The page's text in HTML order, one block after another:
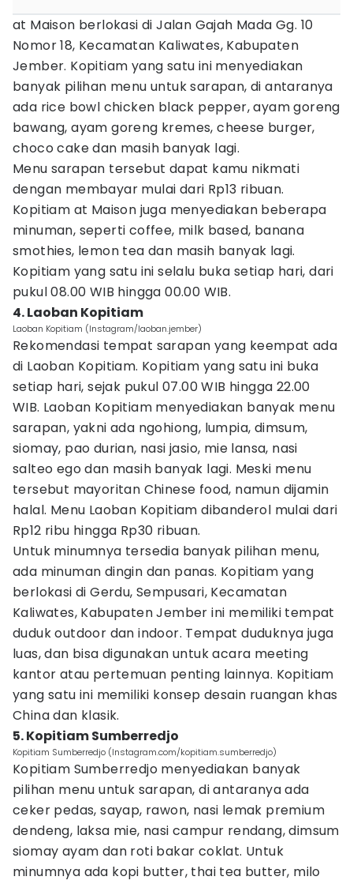
at Maison berlokasi di Jalan Gajah Mada Gg. 10
Nomor 18, Kecamatan Kaliwates, Kabupaten
Jember. Kopitiam yang satu ini menyediakan
banyak pilihan menu untuk sarapan, di antaranya
ada rice bowl chicken black pepper, ayam goreng
bawang, ayam goreng kremes, cheese burger,
choco cake dan masih banyak lagi.
Menu sarapan tersebut dapat kamu nikmati
dengan membayar mulai dari Rp13 ribuan.
Kopitiam at Maison juga menyediakan beberapa
minuman, seperti coffee, milk based, banana
smothies, lemon tea dan masih banyak lagi.
Kopitiam yang satu ini selalu buka setiap hari, dari
pukul 08.00 WIB hingga 00.00 WIB.
4. Laoban Kopitiam
Laoban Kopitiam (Instagram/laoban.jember)
Rekomendasi tempat sarapan yang keempat ada
di Laoban Kopitiam. Kopitiam yang satu ini buka
setiap hari, sejak pukul 07.00 WIB hingga 22.00
WIB. Laoban Kopitiam menyediakan banyak menu
sarapan, yakni ada ngohiong, lumpia, dimsum,
siomay, pao durian, nasi jasio, mie lansa, nasi
salteo ego dan masih banyak lagi. Meski menu
tersebut mayoritan Chinese food, namun dijamin
halal. Menu Laoban Kopitiam dibanderol mulai dari
Rp12 ribu hingga Rp30 ribuan.
Untuk minumnya tersedia banyak pilihan menu,
ada minuman dingin dan panas. Kopitiam yang
berlokasi di Gerdu, Sempusari, Kecamatan
Kaliwates, Kabupaten Jember ini memiliki tempat
duduk outdoor dan indoor. Tempat duduknya juga
luas, dan bisa digunakan untuk acara meeting
kantor atau pertemuan penting lainnya. Kopitiam
yang satu ini memiliki konsep desain ruangan khas
China dan klasik.
5. Kopitiam Sumberredjo
Kopitiam Sumberredjo (Instagram.com/kopitiam.sumberredjo)
Kopitiam Sumberredjo menyediakan banyak
pilihan menu untuk sarapan, di antaranya ada
ceker pedas, sayap, rawon, nasi lemak premium
dendeng, laksa mie, nasi campur rendang, dimsum
siomay ayam dan roti bakar coklat. Untuk
minumnya ada kopi butter, thai tea butter, milo